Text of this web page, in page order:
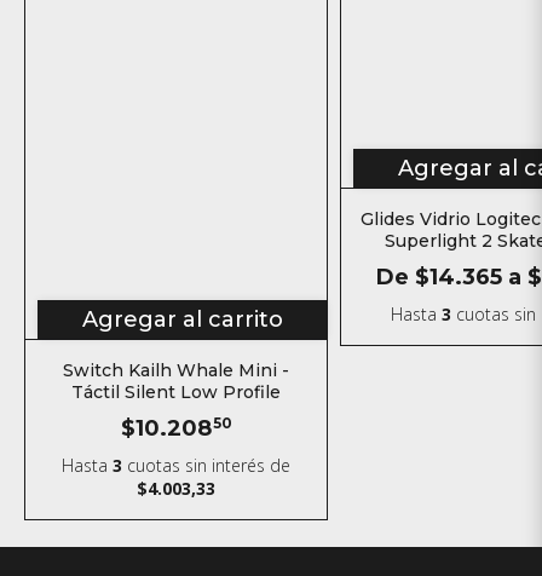
Agregar al carrito
Switch Kailh Whale Mini -
Táctil Silent Low Profile
$10.20850
Hasta3 cuotas sin interés de
$4.003,33
Agregar al
Glides Vidrio
Superlight 2
De $14.365 a
Hasta 3 cuotas sin